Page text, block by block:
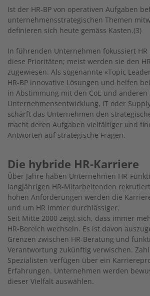
Ist der HR-BP von operativen Aufgaben
unternehmensstrategischen Themen
definieren sich heute gemäss Kasten.(3)
In führenden Unternehmen fokussiert
diese Prioritäten; meist werden sie den
zugewiesen. Als sogenannte «Topic
HR-BP innovative Lösungen und helfen
in Abstimmung mit den CoE und anderen
Unternehmensentwicklung, IT oder
schärft das Unternehmen den
macht deren Aufgaben vielfältiger und
Antworten auf strategische Fragen.
Die hybride HR-Karriere
Über Jahre haben Unternehmen HR-
langjährigen HR-Mitarbeitenden
hohen Anforderungen werden die
und um HR immer durchlässiger.
Seit Mitte 2000 zeigt sich, dass immer
HR-Bereich wechseln. Es ist davon
Grenzen zwischen HR-Beratung und
Verantwortung zukünftig verwischen.
Spezialisten verfügen über ein
Erfahrungen. Unternehmen werden
dieser Vielfalt auswählen.